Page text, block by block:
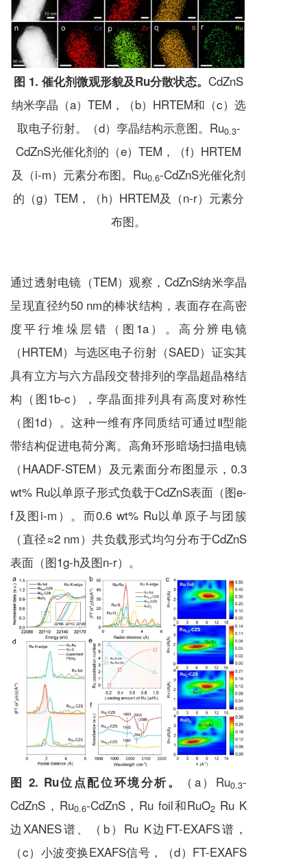
图 1. 催化剂微观形貌及Ru分散状态。 CdZnS
纳米孪晶（a）TEM，（b）HRTEM和（c）选
取电子衍射。（d）孪晶结构示意图。Ru0.3-
CdZnS光催化剂的（e）TEM，（f）HRTEM
及（i-m）元素分布图。Ru0.6-CdZnS光催化剂
的（g）TEM，（h）HRTEM及（n-r）元素分
布图。
通过透射电镜（TEM）观察，CdZnS纳米孪晶
呈现直径约50 nm的棒状结构，表面存在高密
度平行堆垛层错（图1a）。高分辨电镜
（HRTEM）与选区电子衍射（SAED）证实其
具有立方与六方晶段交替排列的孪晶超晶格结
构（图1b-c），孪晶面排列具有高度对称性
（图1d）。这种一维有序同质结可通过Ⅱ型能
带结构促进电荷分离。高角环形暗场扫描电镜
（HAADF-STEM）及元素面分布图显示，0.3
wt% Ru以单原子形式负载于CdZnS表面（图e-
f及图i-m）。而0.6 wt% Ru以单原子与团簇
（直径≈2 nm）共负载形式均匀分布于CdZnS
表面（图1g-h及图n-r）。
图 2. Ru位点配位环境分析。 （a）Ru0.3-
CdZnS，Ru0.6-CdZnS，Ru foil和RuO2 Ru K
边XANES谱、（b）Ru K边FT-EXAFS谱，
（c）小波变换EXAFS信号，（d）FT-EXAFS